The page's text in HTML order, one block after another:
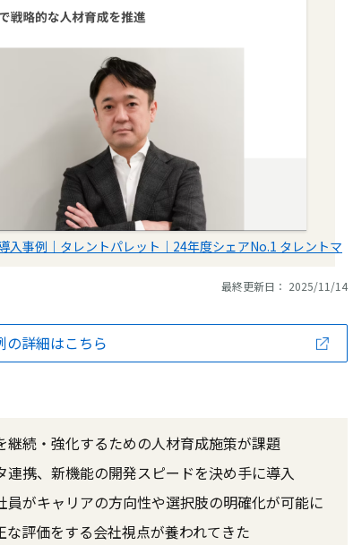
入事例｜タレントパレット｜24年度シェアNo.1 タレントマ
最終更新日： 2025/11/14
の詳細はこちら
続・強化するための人材育成施策が課題
携、新機能の開発スピードを決め手に導入
がキャリアの方向性や選択肢の明確化が可能に
評価をする会社視点が養われてきた